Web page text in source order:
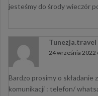
jesteśmy do środy wieczór
Tunezja.travel
24 września 2022
Bardzo prosimy o składanie
komunikacji : telefon/